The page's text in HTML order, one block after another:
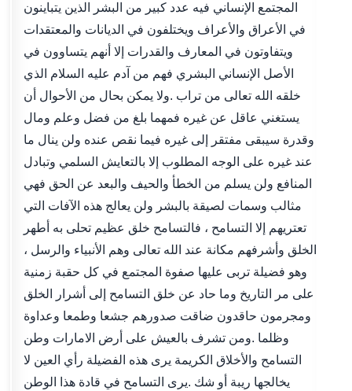
المجتمع الإنساني فيه عدد كبير من البشر الذين يتباينون
في الأعراق والأعراف ويختلفون في الديانات والمعتقدات
ويتفاوتون في المعارف والقدرات إلا أنهم يتساوون في
الأصل الإنساني البشري فهم من آدم عليه السلام الذي
خلقه الله تعالى من تراب .ولا يمكن بحال من الأحوال أن
يستغني عاقل عن غيره فمهما بلغ من فضل وعلم ومال
وقدرة سيبقى مفتقر إلى غيره فيما نقص عنده ولن ينال ما
عند غيره على الوجه المطلوب إلا بالتعايش السلمي وتبادل
المنافع ولن يسلم من الخطأ والحيف والبعد عن الحق فهي
مثالب وسمات لصيقة بالبشر ولن يعالج هذه الآفات التي
تعتريهم إلا التسامح ، فالتسامح خلق عظيم تحلى به أطهر
الخلق وأشرفهم مكانة عند الله تعالى وهم الأنبياء والرسل ،
وهو فضيلة تربى عليها صفوة المجتمع في كل حقبة زمنية
على مر التاريخ وما حاد عن خلق التسامح إلى أشرار الخلق
ومجرمون حاقدون ضاقت صدورهم جشعا وطمعا وعداوة
وظلما .ومن تشرف بالعيش على أرض الامارات وطن
التسامح والأخلاق الكريمة يرى هذه الفضيلة رأي العين لا
يخالجها ريبة أو شك .يرى التسامح في قادة هذا الوطن